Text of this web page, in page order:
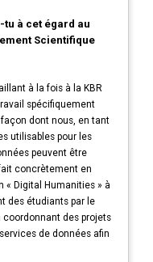
à cet égard au
Scientifique
à la fois à la KBR
spécifiquement
dont nous, en tant
utilisables pour les
peuvent être
concrètement en
« Digital Humanities » à
des étudiants par le
coordonnant des projets
de données afin